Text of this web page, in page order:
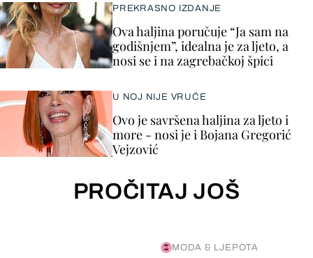
PREKRASNO IZDANJE
Ova haljina poručuje “Ja sam na
godišnjem”, idealna je za ljeto, a
nosi se i na zagrebačkoj špici
U NOJ NIJE VRUĆE
Ovo je savršena haljina za ljeto i
more - nosi je i Bojana Gregorić
Vejzović
PROČITAJ JOŠ
MODA & LJEPOTA